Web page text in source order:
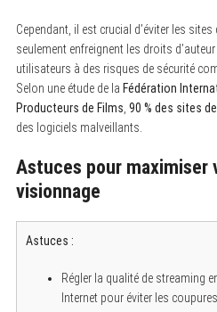
Cependant, il est crucial d’éviter les
seulement enfreignent les droits
utilisateurs à des risques de sécurité
Selon une étude de la Fédération
Producteurs de Films 90 % des sites
des logiciels malveillants.
Astuces pour maximiser
visionnage
Astuces :
Régler la qualité de streaming
Internet pour éviter les
h
f